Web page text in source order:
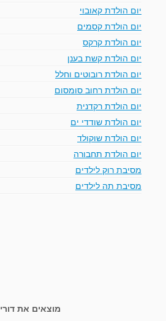
יום הולדת קאובוי
יום הולדת קסמים
יום הולדת קרקס
יום הולדת קשת בענן
יום הולדת רובוטים וחלל
יום הולדת רחוב סומסום
יום הולדת רקדנית
יום הולדת שודדי ים
יום הולדת שוקולד
יום הולדת תחבורה
מסיבת רוק לילדים
מסיבת תה לילדים
מוצאים את דורי